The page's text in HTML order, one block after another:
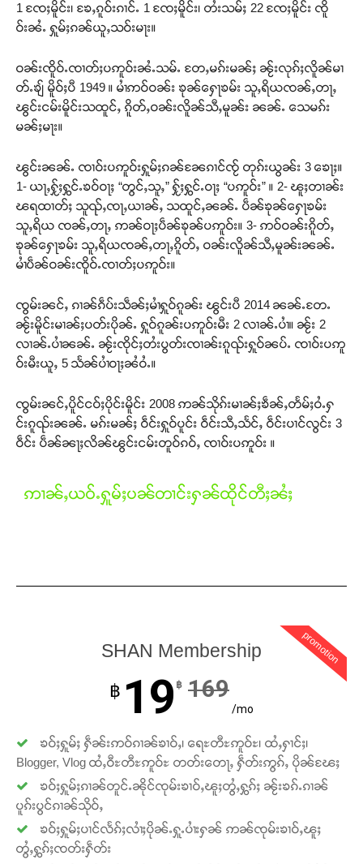
Support SHAN
တႃႇႁႂ်ႈသဵင်ၵၢင်ၸႂ်ၵူၼ်းမိူင်း ၵူႈတီႈၵူႈလႅၼ်ပေႃးတေၸွ
ဝ်ႇၽူႈတွႆႇႁွၵ်ႈ လႆႈယူႇၶႃႈဢေႃႈ။
Donate Now
1 ၸႄႈမိူင်း၊ ၶႄႇၵူဝ်းၵၢင်ႉ 1 ၸႄႈမိူင်း၊ တႆးသမ်ႈ 22 ၸႄႈမိူင်း ၸိူ
ဝ်းၼႆႉ ႁူမ်ႈၵၼ်ယူႇသဝ်းမႃး။
ဝၼ်းၸိူဝ်ႉၸၢတ်ႈပဢူဝ်းၼႆႉသမ်ႉ တႄႇမၵ်းမၼ်ႈ ၼႂ်းလုၵ်ႈလိူၼ်မၢ
တ်ႉၶျ် မိူဝ်ႈပီ 1949 ။ မၢႆဢဝ်ဝၼ်း ၶုၼ်ႁေႃၶမ်း သူႇရိယၸၼ်ႇတႃႇ
ၽွင်းငမ်းမိူင်းသထူင်ႇ ၵိူတ်ႇဝၼ်းလိူၼ်သီႇမူၼ်း ၼၼ်ႉ သေမၵ်း
မၼ်ႈမႃး။
ၽွင်းၼၼ်ႉ ၸၢဝ်းပဢူဝ်းႁူမ်ႈၵၼ်ၼႄၵၢင်ၸႂ် တုၵ်းယွၼ်း 3 ၶေႃႈ။
1- ယႃႇႁႂ်ႈႁွင်ႉၶဝ်ဝႃႈ “တွင်ႇသူႇ” ႁႂ်ႈႁွင်ႉဝႃႈ “ပဢူဝ်း” ။ 2- ၽူႈတၢၼ်း
ၽရထၢတ်ႈ သူၺ်ႇၸႃႇယၢၼ်ႇ သထူင်ႇၼၼ်ႉ ပဵၼ်ၶုၼ်ႁေႃၶမ်း
သူႇရိယ ၸၼ်ႇတႃႇ ဢၼ်ဝႃႈပဵၼ်ၶုၼ်ပဢူဝ်း။ 3- ဢဝ်ဝၼ်းၵိူတ်ႇ
ၶုၼ်ႁေႃၶမ်း သူႇရိယၸၼ်ႇတႃႇၵိူတ်ႇ ဝၼ်းလိူၼ်သီႇမူၼ်းၼၼ်ႉ
မၢႆပဵၼ်ဝၼ်းၸိူဝ်ႉၸၢတ်ႈပဢူဝ်း။
ၸွမ်းၼင်ႇ ၵၢၼ်ၵဵပ်းသဵၼ်ႈမၢႆႁူဝ်ၵူၼ်း ၽွင်းပီ 2014 ၼၼ်ႉတႄႉ
ၼႂ်းမိူင်းမၢၼ်ႈပတ်းပိုၼ်ႉ ႁူဝ်ၵူၼ်းပဢူဝ်းမီး 2 လၢၼ်ႉပၢႆ။ ၼႂ်း 2
လၢၼ်ႉပၢႆၼၼ်ႉ ၼႂ်းၸိုင်ႈတႆးပွတ်းၸၢၼ်းၵူၺ်းႁူဝ်ၼပ်ႉ ၸၢဝ်းပဢူ
ဝ်းမီးယူႇ 5 သႅၼ်ပၢႆဝႃႈၼႆဝႆႉ။
ၸွမ်းၼင်ႇပိူင်ငဝ်ႈပိုင်းမိူင်း 2008 ဢၼ်သိုၵ်းမၢၼ်ႈၶဵၼ်ႇတႅမ်ႈဝႆႉႁ
င်းၵူၺ်းၼၼ်ႉ မၵ်းမၼ်ႈ ဝဵင်းႁူဝ်ပူင်း ဝဵင်းသီႇသႅင်ႇ ဝဵင်းပၢင်လွင်း 3
ဝဵင်း ပဵၼ်ၼႃႈလိၼ်ၽွင်းငမ်းတူဝ်ၵဝ်ႇ ၸၢဝ်းပဢူဝ်း ။
ဢၢၼ်ႇယဝ်ႉႁူမ်ႈပၼ်တၢင်းႁၼ်ထိုင်တီႈၼႆႈ
promotion
SHAN Membership
฿ 19 ฿ 169
/mo
ၶဝ်ႈႁူမ်ႈ ႁဵၼ်းဢဝ်ၵၢၼ်ၶၢဝ်ႇ၊ ရေႊတီႊဢူဝ်ႊ၊ ထႆႇႁၢင်ႈ၊
Blogger, Vlog ထႆႇဝီႊတီႊဢူဝ်ႊ တတ်းတေႃႇ ႁဵတ်းဢွၵ်ႇ ပိုၼ်ၽႄႈ
ၶဝ်ႈႁူမ်ႈၵၢၼ်တူင်ႉၼိုင်ၸုမ်းၶၢဝ်ႇၽူႈတွႆႇႁွၵ်ႈ ၼႂ်းၶၵ်ႉၵၢၼ်
ပူၵ်းပွင်ၵၢၼ်သိုဝ်ႇ
ၶဝ်ႈႁူမ်ႈပၢင်လႅၵ်ႈလၢႆႈပိုၼ်ႉႁူႉပၢႆးႁၼ် ဢၼ်ၸုမ်းၶၢဝ်ႇၽူႈ
တွႆႇႁွၵ်ႈၸတ်းႁဵတ်း